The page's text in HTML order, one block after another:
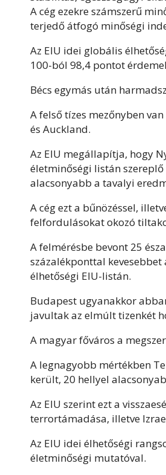
A cég ezekre számszerű
terjedő átfogó minőségi
Az EIU idei globális
100-ból 98,4 pontot
Bécs egymás után
A felső tízes mezőnyben
és Auckland.
Az EIU megállapítja, hogy
életminőségi listán
alacsonyabb a tavalyi
A cég ezt a bűnözéssel,
felfordulásokat okozó
A felmérésbe bevont 25
százalékponttal
élhetőségi EIU-listán.
Budapest ugyanakkor
javultak az elmúlt tizenkét
A magyar főváros a
A legnagyobb mértékben
került, 20 hellyel
Az EIU szerint ezt a
terrortámadása, illetve
Az EIU idei élhetőségi
életminőségi mutatóval.